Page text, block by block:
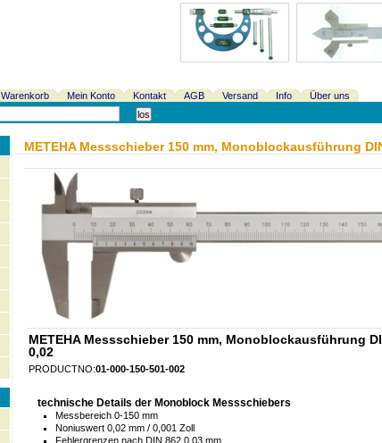
Warenkorb Mein Konto Kontakt AGB Versand Info
Über uns
METEHA Messschieber 150 mm, Monoblockausführung
METEHA Messschieber 150 mm, Monoblockausführung
0,02
PRODUCTNO:01-000-150-501-002
technische Details der Monoblock Messschiebers
Messbereich 0-150 mm
Noniuswert 0,02 mm / 0,001 Zoll
Fehlergrenzen nach DIN 862 0,03 mm